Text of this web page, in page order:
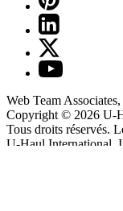
Web Team
Copyright © 2026 U-
Tous droits réservés.
U-Haul International,